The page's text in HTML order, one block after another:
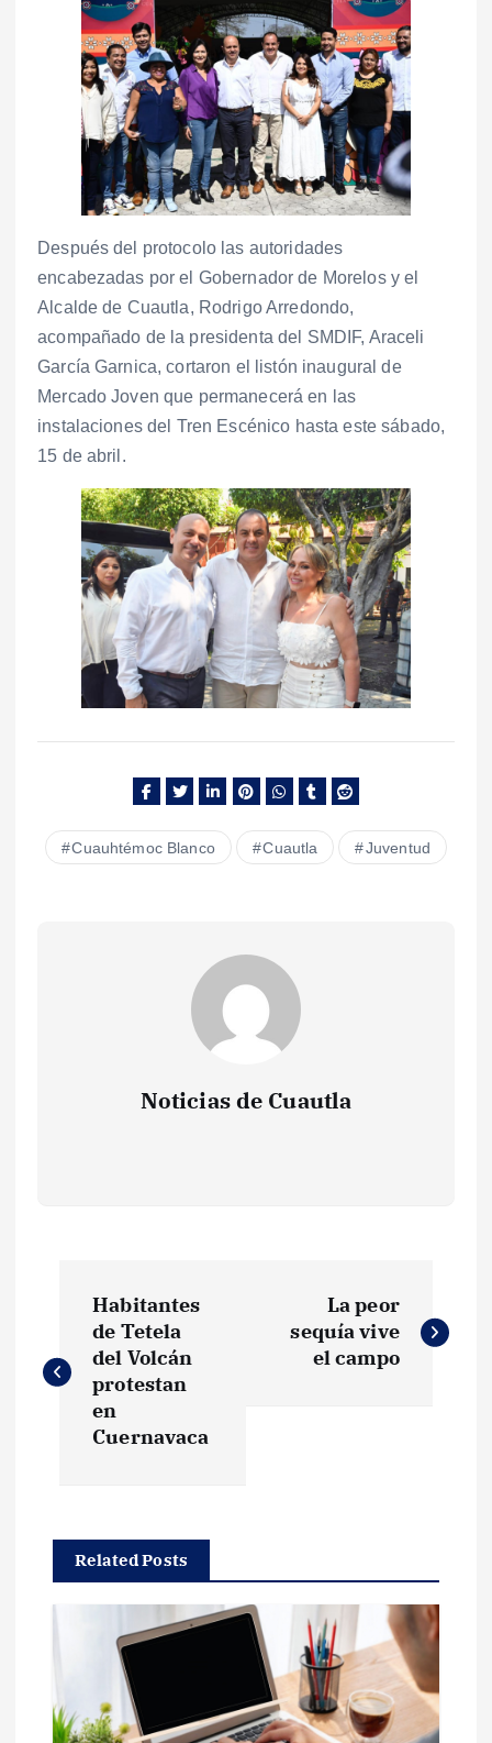
Después del protocolo las autoridades
encabezadas por el Gobernador de Morelos y el
Alcalde de Cuautla, Rodrigo Arredondo,
acompañado de la presidenta del SMDIF, Araceli
García Garnica, cortaron el listón inaugural de
Mercado Joven que permanecerá en las
instalaciones del Tren Escénico hasta este sábado,
15 de abril.
Cuauhtémoc Blanco Cuautla Juventud
Noticias de Cuautla
v
a
c
ó
Habitantes
de Tetela
del Volcán
protestan
en
Cuernavaca
La peor
sequía vive
el campo
Related Posts